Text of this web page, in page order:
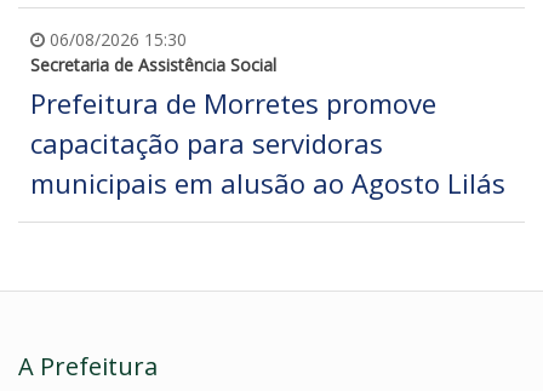
06/08/2026 15:30
Secretaria de Assistência Social
Prefeitura de Morretes promove
capacitação para servidoras
municipais em alusão ao Agosto Lilás
A Prefeitura